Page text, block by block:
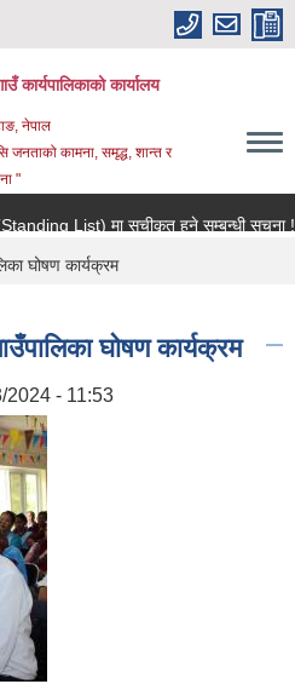
कार्यपालिकाको कार्यालय
नेपाल
जनताको कामना, समृद्ध, शान्त र
"
List) मा सूचीकृत हुने सम्बन्धी सूचना !!!
घोषण कार्यक्रम
घोषण कार्यक्रम
2024 - 11:53